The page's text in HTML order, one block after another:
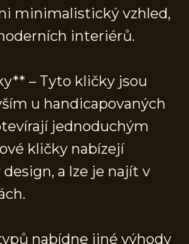
minimalistický vzhled,
interiérů.
– Tyto kličky jsou
u handicapovaných
jednoduchým
kličky nabízejí
a lze je najít v
nabídne jiné výhody